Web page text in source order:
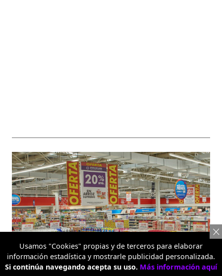
Usamos "Cookies" propias y de terceros para elaborar
información estadística y mostrarle publicidad personalizada.
Si continúa navegando acepta su uso. Más información aquí